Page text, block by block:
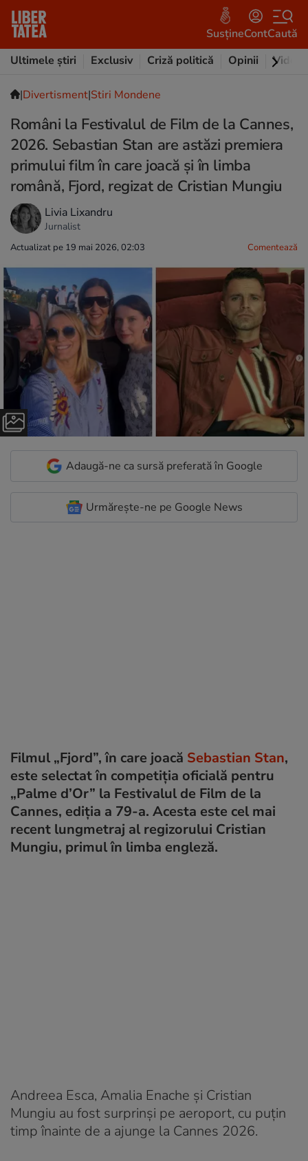
SusțineContCaută
Ultimele știri
Exclusiv Criză politică Opinii Video
|Divertisment|Stiri Mondene
Români la Festivalul de Film de la Cannes,
2026. Sebastian Stan are astăzi premiera
primului film în care joacă și în limba
română, Fjord, regizat de Cristian Mungiu
Livia Lixandru
Jurnalist
Actualizat pe 19 mai 2026, 02:03 Comentează
Adaugă-ne ca sursă preferată în Google
Urmărește-ne pe Google News
Filmul „Fjord”, în care joacă Sebastian Stan,
este selectat în competiția oficială pentru
„Palme d’Or” la Festivalul de Film de la
Cannes, ediția a 79-a. Acesta este cel mai
recent lungmetraj al regizorului Cristian
Mungiu, primul în limba engleză.
Andreea Esca, Amalia Enache și Cristian
Mungiu au fost surprinși pe aeroport, cu puțin
timp înainte de a ajunge la Cannes 2026.